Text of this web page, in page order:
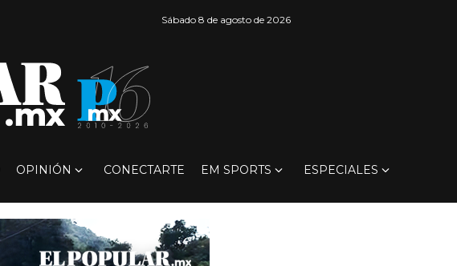
Sábado 8 de agosto de 2026
OPINIÓN CONECTARTE EM SPORTS ESPECIALES